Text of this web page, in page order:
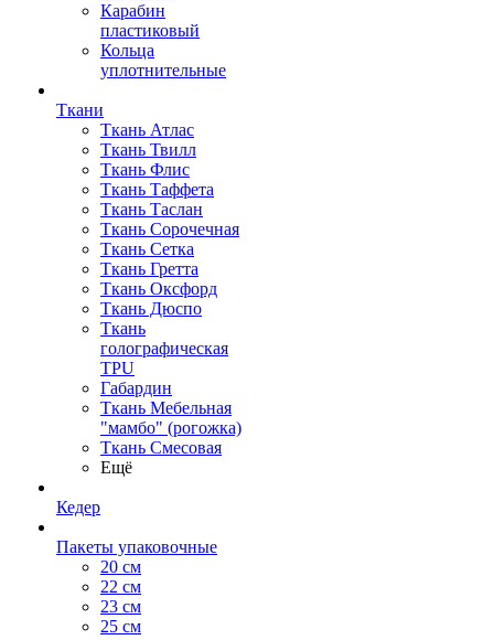
Карабин
пластиковый
Кольца
уплотнительные
Ткани
Ткань Атлас
Ткань Твилл
Ткань Флис
Ткань Таффета
Ткань Таслан
Ткань Сорочечная
Ткань Сетка
Ткань Гретта
Ткань Оксфорд
Ткань Дюспо
Ткань
голографическая
TPU
Габардин
Ткань Мебельная
"мамбо" (рогожка)
Ткань Смесовая
Ещё
Кедер
Пакеты упаковочные
20 см
22 см
23 см
25 см